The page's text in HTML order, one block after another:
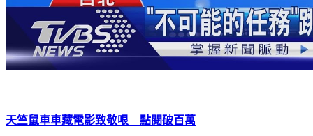
天竺鼠車車藏電影致敬哏 點閱破百萬